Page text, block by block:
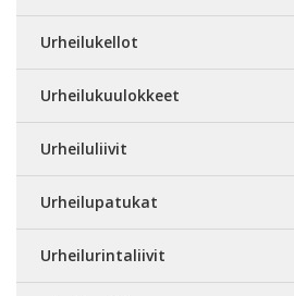
Urheilukellot
Urheilukuulokkeet
Urheiluliivit
Urheilupatukat
Urheilurintaliivit